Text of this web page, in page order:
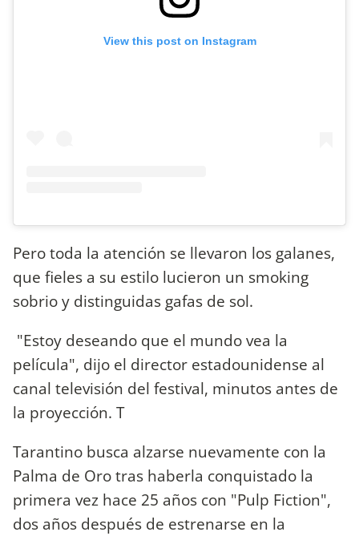
View this post on Instagram
Pero toda la atención se llevaron los galanes,
que fieles a su estilo lucieron un smoking
sobrio y distinguidas gafas de sol.
"Estoy deseando que el mundo vea la
película", dijo el director estadounidense al
canal televisión del festival, minutos antes de
la proyección. T
Tarantino busca alzarse nuevamente con la
Palma de Oro tras haberla conquistado la
primera vez hace 25 años con "Pulp Fiction",
dos años después de estrenarse en la